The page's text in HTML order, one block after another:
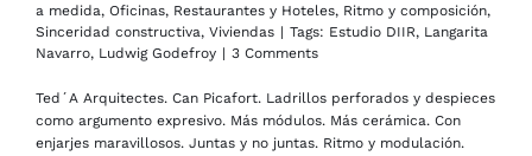
a medida, Oficinas, Restaurantes y Hoteles, Ritmo y composición,
Sinceridad constructiva, Viviendas | Tags: Estudio DIIR, Langarita
Navarro, Ludwig Godefroy | 3 Comments
Ted´A Arquitectes. Can Picafort. Ladrillos perforados y despieces
como argumento expresivo. Más módulos. Más cerámica. Con
enjarjes maravillosos. Juntas y no juntas. Ritmo y modulación.